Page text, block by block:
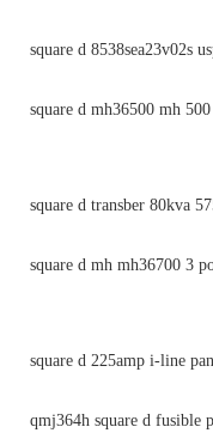
square d 8538sea23v02s
square d mh36500 mh
square d transber 80kva
square d mh mh36700 3
square d 225amp i-line
qmj364h square d fusible